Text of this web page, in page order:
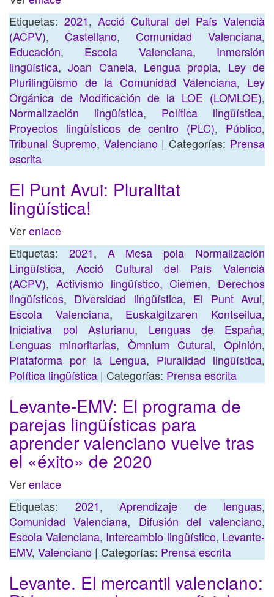
Etiquetas: 2021, Acció Cultural del País Valencià
(ACPV), Castellano, Comunidad Valenciana,
Educación, Escola Valenciana, Inmersión
lingüística,Joan Canela, Lengua propia, Ley de
Plurilingüismo de la Comunidad Valenciana, Ley
Orgánica de Modificación de la LOE (LOMLOE),
Normalización lingüística, Política lingüística,
Proyectos lingüísticos de centro (PLC), Público,
Tribunal Supremo, Valenciano| Categorías: Prensa
escrita
El Punt Avui: Pluralitat
lingüística!
Verenlace
Etiquetas: 2021, A Mesa pola Normalización
Lingüística, Acció Cultural del País Valencià
(ACPV), Activismo lingüístico,Ciemen, Derechos
lingüísticos, Diversidad lingüística, El Punt Avui,
Escola Valenciana, Euskalgitzaren Kontseilua,
Iniciativa pol Asturianu, Lenguas de España,
Lenguas minoritarias, Òmnium Cutural, Opinión,
Plataforma por la Lengua, Pluralidad lingüística,
Política lingüística | Categorías: Prensa escrita
Levante-EMV: El programa de
parejas lingüísticas para
aprender valenciano vuelve tras
el «éxito» de 2020
Verenlace
Etiquetas: 2021, Aprendizaje de lenguas,
Comunidad Valenciana, Difusión del valenciano,
Escola Valenciana, Intercambio lingüístico, Levante-
EMV, Valenciano | Categorías: Prensa escrita
Levante. El mercantil valenciano: